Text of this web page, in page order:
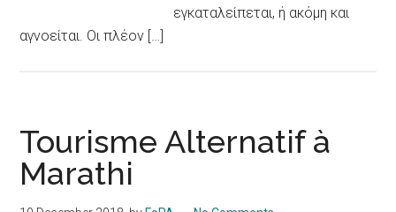
εγκαταλείπεται, ή ακόμη και
αγνοείται. Οι πλέον […]
Tourisme Alternatif à
Marathi